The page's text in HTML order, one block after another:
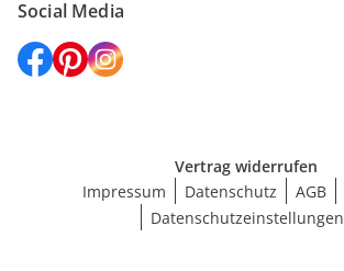
Social Media
Vertrag widerrufen
Impressum
Datenschutz AGB
Datenschutzeinstellungen